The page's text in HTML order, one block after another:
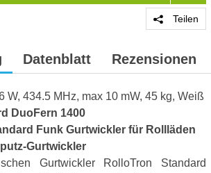
Teilen
Datenblatt Rezensionen
W, 434.5 MHz, max 10 mW, 45 kg, Weiß
DuoFern 1400
Funk Gurtwickler für Rollläden
Gurtwickler
Gurtwickler RolloTron Standard